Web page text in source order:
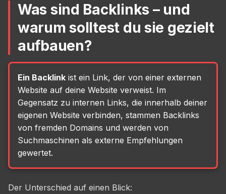
Was sind Backlinks – und
warum solltest du sie gezielt
aufbauen?
Ein Backlink ist ein Link, der von einer externen
Website auf deine Website verweist. Im
Gegensatz zu internen Links, die innerhalb deiner
eigenen Website verbinden, stammen Backlinks
von fremden Domains und werden von
Suchmaschinen als externe Empfehlungen
gewertet.
Der Unterschied auf einen Blick: